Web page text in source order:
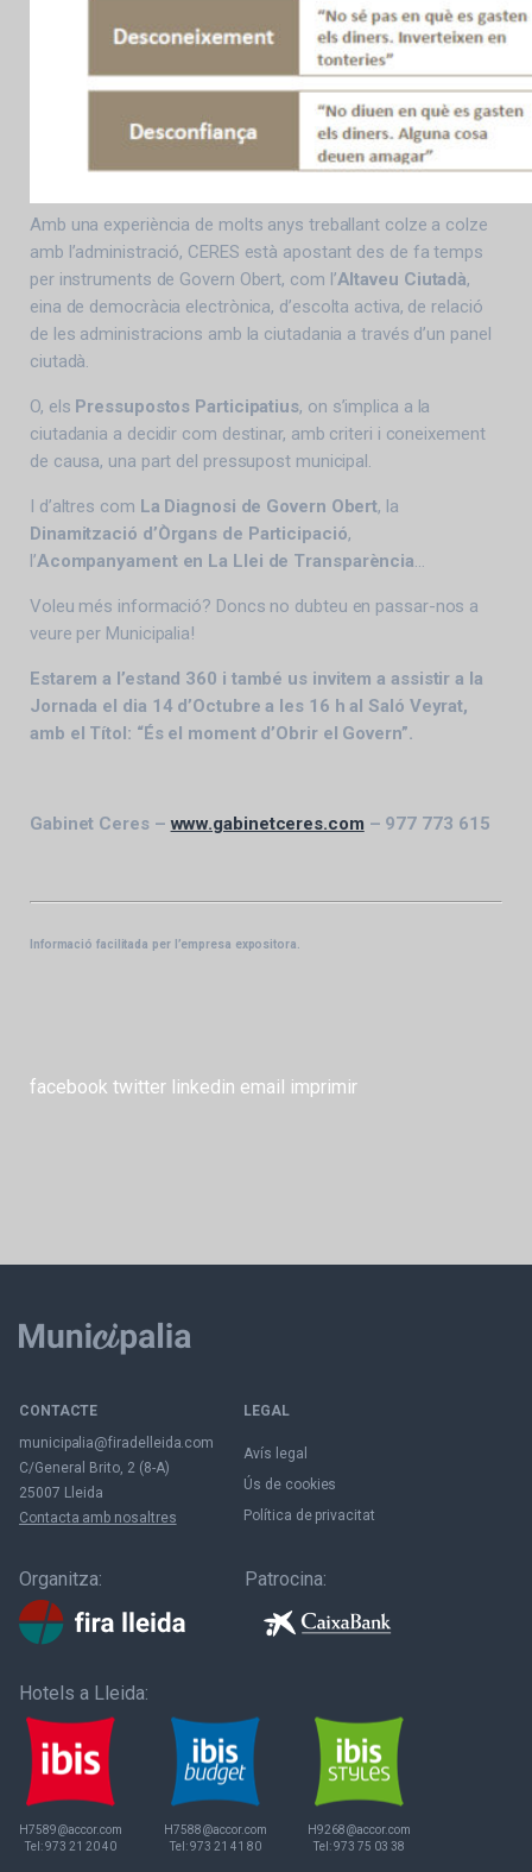
Amb una experiència de molts anys treballant colze a colze
amb l’administració, CERES està apostant des de fa temps
per instruments de Govern Obert, com l’Altaveu Ciutadà,
eina de democràcia electrònica, d’escolta activa, de relació
de les administracions amb la ciutadania a través d’un panel
ciutadà.
O, els Pressupostos Participatius, on s’implica a la
ciutadania a decidir com destinar, amb criteri i coneixement
de causa, una part del pressupost municipal.
I d’altres com La Diagnosi de Govern Obert, la
Dinamització d’Òrgans de Participació,
l’Acompanyament en La Llei de Transparència…
Voleu més informació? Doncs no dubteu en passar-nos a
veure per Municipalia!
Estarem a l’estand 360 i també us invitem a assistir a la
Jornada el dia 14 d’Octubre a les 16 h al Saló Veyrat,
amb el Títol: “És el moment d’Obrir el Govern”.
Gabinet Ceres –www.gabinetceres.com – 977 773 615
Informació facilitada per l’empresa expositora.
facebook twitter linkedin email imprimir
CONTACTE
municipalia@firadelleida.com
C/General Brito, 2 (8-A)
25007 Lleida
Contacta amb nosaltres
LEGAL
Avís legal
Ús de cookies
Política de privacitat
Organitza: Patrocina:
Hotels a Lleida:
H7589@accor.com
Tel:973 21 20 40
H7588@accor.com
Tel:973 21 41 80
H9268@accor.com
Tel:973 75 03 38